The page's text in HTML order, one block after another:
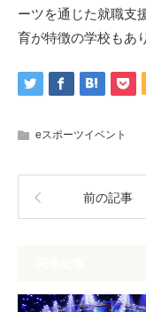
ーツを通じた就職支
育が特徴の学校もあ
eスポーツイベント
前の記事